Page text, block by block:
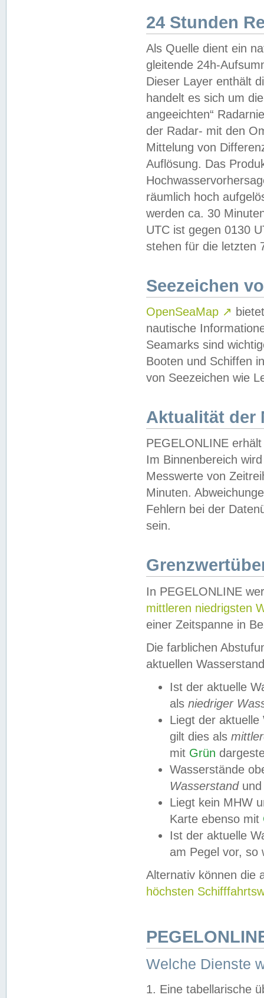
24 Stunden
Als Quelle dient ein
gleitende 24h-
Dieser Layer enthält
handelt es sich um
angeeichten“
der Radar- mit den
Mittelung von
Auflösung. Das
räumlich hoch
werden ca. 30
UTC ist gegen 0130
stehen für die letzten
Seezeichen
OpenSeaMap ↗
nautische
Seamarks sind
Booten und Schiffen
von Seezeichen wie
Aktualität der
PEGELONLINE
Im Binnenbereich
Messwerte von
Minuten.
Fehlern bei der
sein.
In PEGELONLINE
mittleren niedrigsten
einer Zeitspanne in
Die farblichen
aktuellen
Ist der aktuelle
als niedriger
Liegt der
gilt dies als
mit Grün
Wasserstände
Wasserstandund
Liegt kein MHW
Karte ebenso mit
Ist der aktuelle
am Pegel vor,
Alternativ können die
höchsten
Welche Dienste
1. Eine tabellarische